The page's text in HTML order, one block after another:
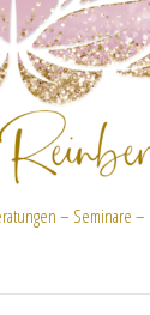
– Seminare